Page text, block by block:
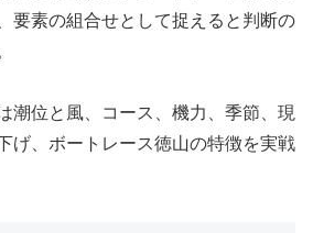
要素の組合せとして捉えると判断の
潮位と風、コース、機力、季節、現
げ、ボートレース徳山の特徴を実戦